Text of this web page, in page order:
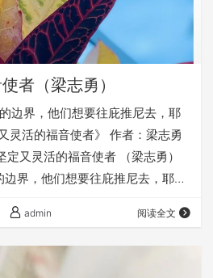
者（梁志勇）
边界，他们想要往庇推尼去，耶
灵活的福音使者》 作者：梁志勇
又灵活的福音使者 （梁志勇）
边界，他们想要往庇推尼去，耶稣
什么主不许可他们去。但我们相信
祂不许可我们去做一件事情，也
音一定是庇推尼的人们所需要，但
admin 阅读全文